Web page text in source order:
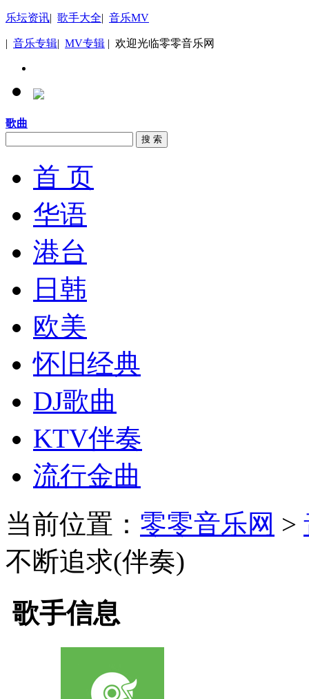
乐坛资讯| 歌手大全| 音乐MV
| 音乐专辑| MV专辑 | 欢迎光临零零音乐网
歌曲
搜 索
首 页
华语
港台
日韩
欧美
怀旧经典
DJ歌曲
KTV伴奏
流行金曲
当前位置： 零零音乐网 >
不断追求(伴奏)
歌手信息